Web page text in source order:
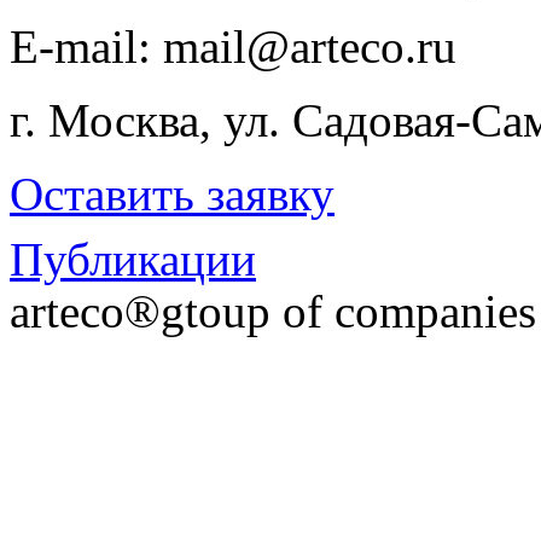
E-​mail: mail@arteco.ru
г. Москва, ул. Садовая-
Оставить заявку
Публикации
arteco®gtoup of